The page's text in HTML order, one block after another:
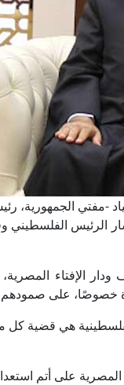
-مفتي الجمهورية،
الرئيس
الإفتاء
على صمودهم
هي قضية
المصرية على أتم